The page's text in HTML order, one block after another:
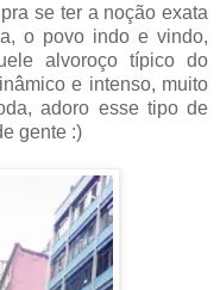
se ter a noção exata
o povo indo e vindo,
alvoroço típico do
e intenso, muito
adoro esse tipo de
gente :)